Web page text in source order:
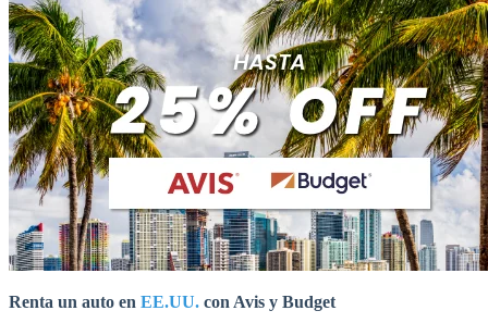
Renta un auto en EE.UU. con Avis y Budget